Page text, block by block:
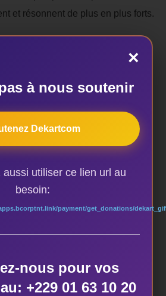
et résonnent de plus en plus forts.
concert était un
a pris fin à 23 h 37min, les
lieu du spectacle avec de beaux
générale.
on, a à son actif cinq CD et un
public de très belles choses les
ÉTIQUETTES
×
à nous soutenir
Dekartcom
aussi utiliser ce lien url au
besoin:
payment/get_donations/
nous pour vos
+229 01 63 10 20